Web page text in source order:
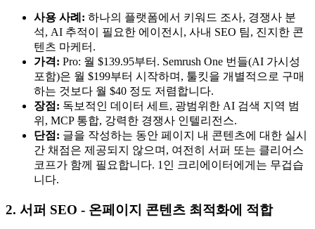
사용 사례: 하나의 플랫폼에서 키워드 조사, 경쟁사 분
석, AI 추적이 필요한 에이전시, 사내 SEO 팀, 진지한 콘
텐츠 마케터.
가격: Pro: 월 $139.95부터. Semrush One 번들(AI 가시성
포함)은 월 $199부터 시작하며, 툴킷을 개별적으로 구매
하는 것보다 월 $40 정도 저렴합니다.
장점: 독보적인 데이터 세트, 광범위한 AI 검색 지역 범
위, MCP 통합, 강력한 경쟁사 인텔리전스.
단점: 글을 작성하는 동안 페이지 내 콘텐츠에 대한 실시
간 채점은 제공되지 않으며, 여전히 서퍼 또는 클리어스
코프가 함께 필요합니다. 1인 크리에이터에게는 무겁습
니다.
2. 서퍼 SEO - 온페이지 콘텐츠 최적화에 적합